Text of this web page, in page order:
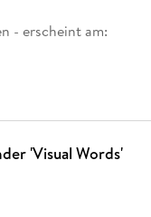
- erscheint am:
'Visual Words'